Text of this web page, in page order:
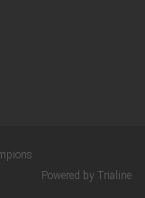
Powered by Trialine